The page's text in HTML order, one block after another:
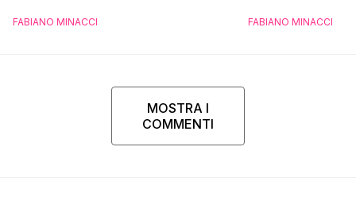
FABIANO MINACCI
l’esclusiva di
FABIANO MINACCI
MOSTRA I
COMMENTI